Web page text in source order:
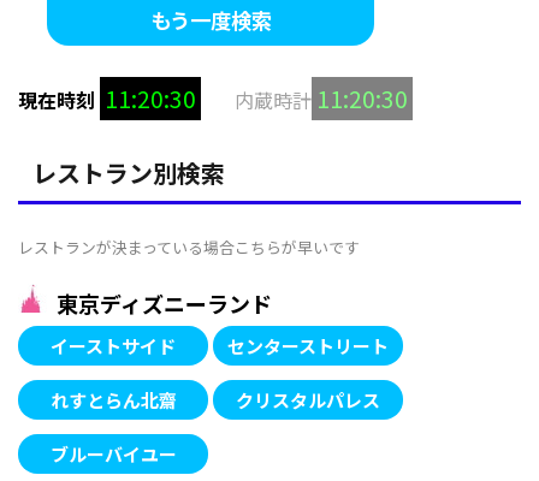
もう一度検索
現在時刻 11:20:31 内蔵時計 11:20:31
レストラン別検索
レストランが決まっている場合こちらが早いです
東京ディズニーランド
イーストサイド センターストリート
れすとらん北齋 クリスタルパレス
ブルーバイユー